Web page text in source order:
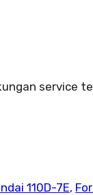
service
110D-7E,